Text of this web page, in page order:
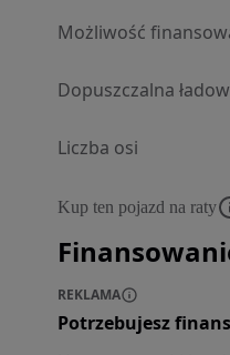
Możliwość
Dopuszczalna
Liczba osi
Kup ten pojazd na raty
REKLAMA
Potrzebujesz